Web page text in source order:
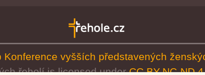
vyšších představených
řeholíis licensed underCC BY-NC-ND